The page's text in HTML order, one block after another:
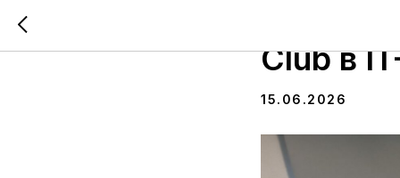
Club в
15.06.2026